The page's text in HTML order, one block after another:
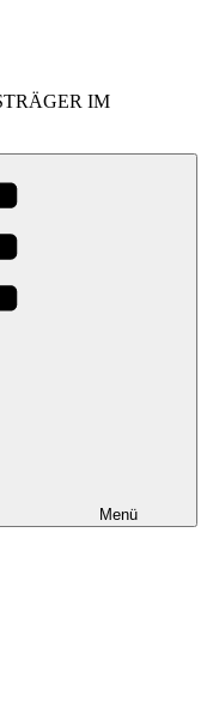
IM
Menü